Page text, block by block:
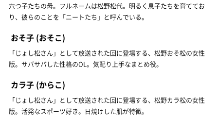
六つ子たちの母。フルネームは松野松代。明るく息子たちを育ててお
り、彼らのことを「ニートたち」と呼んでいる。
おそ子 (おそこ)
「じょし松さん」として放送された回に登場する、松野おそ松の女性
版。サバサバした性格のOL。気配り上手なまとめ役。
カラ子 (からこ)
「じょし松さん」として放送された回に登場する、松野カラ松の女性
版。活発なスポーツ好き。日焼けした肌が特徴。